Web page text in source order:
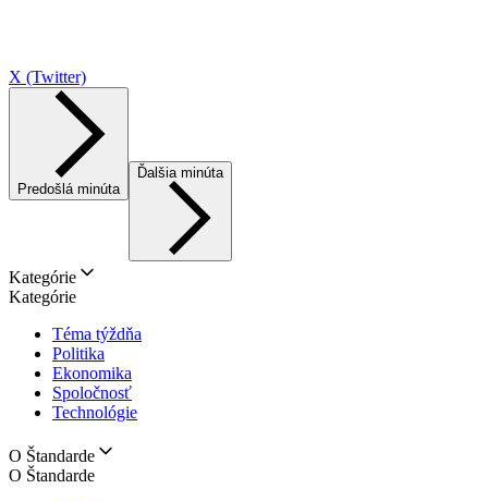
X (Twitter)
Predošlá minúta
Ďalšia minúta
Kategórie
Kategórie
Téma týždňa
Politika
Ekonomika
Spoločnosť
Technológie
O Štandarde
O Štandarde